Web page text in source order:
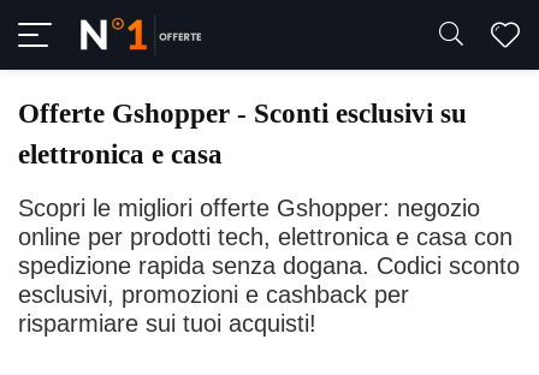
Offerte Gshopper - Sconti esclusivi su
elettronica e casa
Scopri le migliori offerte Gshopper: negozio
online per prodotti tech, elettronica e casa con
spedizione rapida senza dogana. Codici sconto
esclusivi, promozioni e cashback per
risparmiare sui tuoi acquisti!